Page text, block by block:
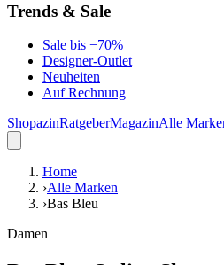
Trends & Sale
Sale bis −70%
Designer-Outlet
Neuheiten
Auf Rechnung
ShopazinRatgeberMagazinAlle
Home
›Alle Marken
›Bas Bleu
Damen